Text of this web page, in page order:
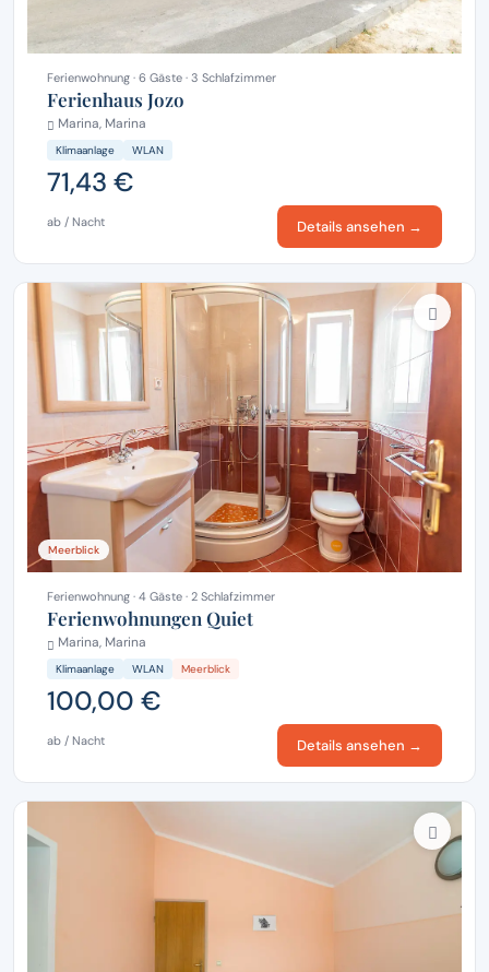
Ferienwohnung · 6 Gäste · 3 Schlafzimmer
Ferienhaus Jozo
Marina, Marina
Klimaanlage WLAN
71,43 €
ab / Nacht Details ansehen →
Meerblick
Ferienwohnung · 4 Gäste · 2 Schlafzimmer
Ferienwohnungen Quiet
Marina, Marina
Klimaanlage WLAN Meerblick
100,00 €
ab / Nacht Details ansehen →